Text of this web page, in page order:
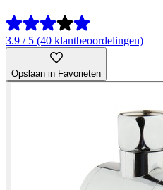
3.9 / 5 (40 klantbeoordelingen)
Opslaan in Favorieten